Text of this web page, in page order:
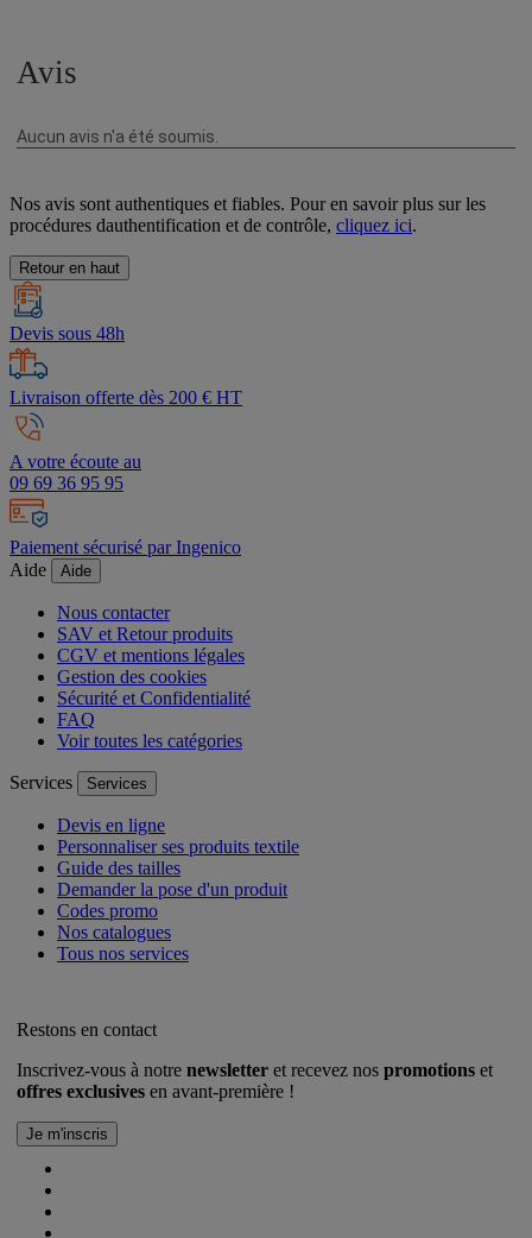
Nos avis sont authentiques et fiables. Pour en savoir plus sur les
procédures dauthentification et de contrôle, cliquez ici.
Retour en haut
Devis sous 48h
Livraison offerte dès 200 € HT
A votre écoute au
09 69 36 95 95
Paiement sécurisé par Ingenico
Aide
Aide
Nous contacter
SAV et Retour produits
CGV et mentions légales
Gestion des cookies
Sécurité et Confidentialité
FAQ
Voir toutes les catégories
Services Services
Devis en ligne
Personnaliser ses produits textile
Guide des tailles
Demander la pose d'un produit
Codes promo
Nos catalogues
Tous nos services
Restons en contact
Inscrivez-vous à notre newsletter et recevez nos promotions et
offres exclusives en avant-première !